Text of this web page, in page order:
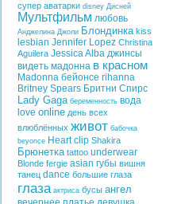
супер аватарки disney Дисней
Мультфильм любовь
Анджелина Джоли Блондинка kiss
lesbian Jennifer Lopez Christina
Aguilera Jessica Alba джинсы
видеть мадонна в красном
Madonna бейонсе rihanna
Britney Spears Бритни Спирс
Lady Gaga беременность вода
love online день всех
влюблённых живот бабочка
beyonce Heart clip Shakira
Брюнетка tattoo underwear
Blonde fergie asian губы вишня
танец dance большие глаза
глаза актриса бусы ангел